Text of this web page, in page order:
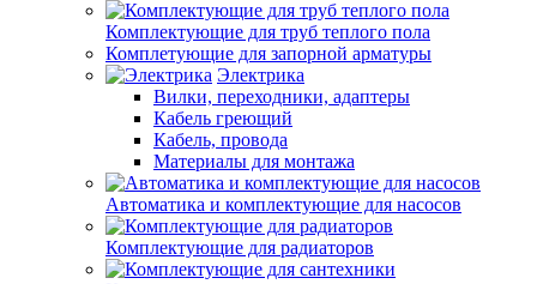
Комплектующие для труб теплого пола
Комплетующие для запорной арматуры
Электрика
Вилки, переходники, адаптеры
Кабель греющий
Кабель, провода
Материалы для монтажа
Автоматика и комплектующие для насосов
Комплектующие для радиаторов